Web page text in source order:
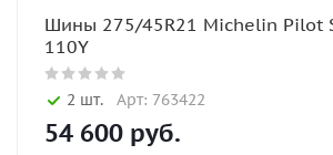
Шины 275/45R21 Michelin Pilot
110Y
2 шт. Арт: 763422
54 600 руб.